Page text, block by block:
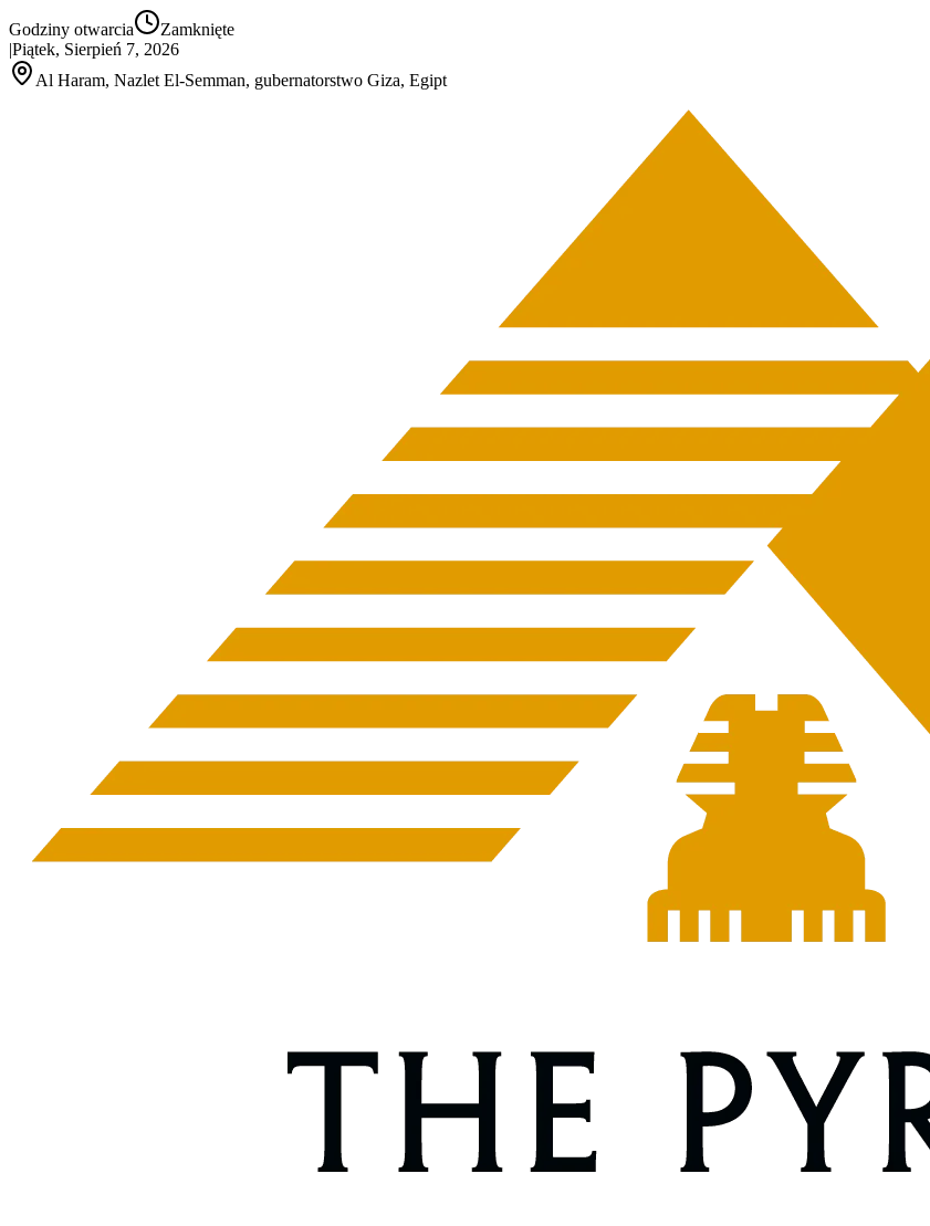
Godziny otwarcia
Zamknięte
|Piątek, Sierpień 7, 2026
Al Haram, Nazlet El‑Semman, gubernatorstwo Giza, Egipt